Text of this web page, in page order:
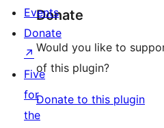
Donate
Would you like to
of this plugin?
Donate to this plugin
Events
Donate
↗
Five
for
the